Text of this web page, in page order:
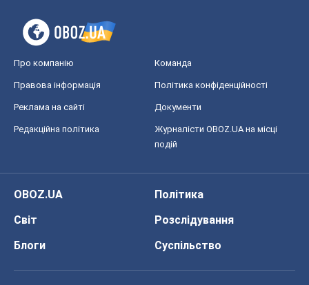
Про компанію Команда
Правова інформація Політика конфіденційності
Реклама на сайті Документи
Редакційна політика
Журналісти OBOZ.UA на місці
подій
OBOZ.UA
Політика
Світ
Розслідування
Блоги
Суспільство